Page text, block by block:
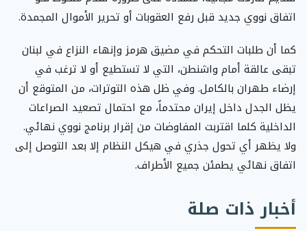
اتفاق نووي جديد قبل رفع العقوبات أو تحرير الأموال المجمدة.
كما أن طلبات التحكم في مضيق هرمز وإنهاء النزاع في لبنان
تبقى عالقة أمام واشنطن، التي لا تستطيع أو لا ترغب في
إرضاء طهران بالكامل. وفي ظل هذه التوترات، من المتوقع أن
يظل الجدل داخل إيران محتدماً، مع احتمال تصعيد الصراعات
الداخلية كلما اقتربت المفاوضات من إقرار برنامج نووي نهائي.
ولا يظهر أي تحول جذري في هيكل النظام إلا بعد التوصل إلى
اتفاق نهائي يطمئن جميع الأطراف.
أخبار ذات صلة